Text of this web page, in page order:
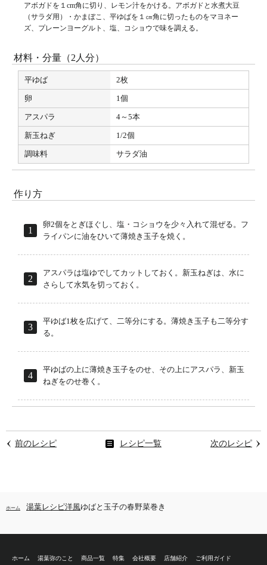
アボガドを１cm角に切り、レモン汁をかける。アボガドと水煮大豆
（サラダ用）・かまぼこ、平ゆばを１㎝角に切ったものをマヨネー
ズ、プレーンヨーグルト、塩、コショウで味を調える。
材料・分量（2人分）
平ゆば 2枚
卵 1個
アスパラ 4～5本
新玉ねぎ 1/2個
調味料 サラダ油
作り方
卵2個をとぎほぐし、塩・コショウを少々入れて混ぜる。フ
ライパンに油をひいて薄焼き玉子を焼く。
アスパラは塩ゆでしてカットしておく。新玉ねぎは、水に
さらして水気を切っておく。
平ゆば1枚を広げて、二等分にする。薄焼き玉子も二等分す
る。
平ゆばの上に薄焼き玉子をのせ、その上にアスパラ、新玉
ねぎをのせ巻く。
前のレシピ 次のレシピ
レシピ一覧
ホーム 湯葉レシピ洋風ゆばと玉子の春野菜巻き
ホーム 湯葉弥のこと 商品一覧 特集 会社概要 店舗紹介 ご利用ガイド